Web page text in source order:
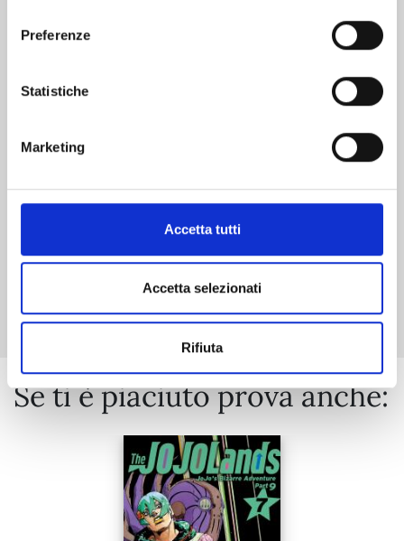
Preferenze
Statistiche
Marketing
Accetta tutti
Accetta selezionati
Rifiuta
Mostra tutto
Se ti è piaciuto prova anche: